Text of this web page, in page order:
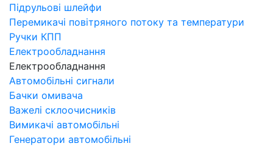
Підрульові шлейфи
Перемикачі повітряного потоку та температури
Ручки КПП
Електрообладнання
Електрообладнання
Автомобільні сигнали
Бачки омивача
Важелі склоочисників
Вимикачі автомобільні
Генератори автомобільні